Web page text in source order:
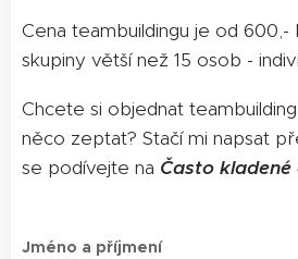
Cena teambuildingu je od 600,-
skupiny větší než 15 osob -
Chcete si objednat
něco zeptat? Stačí mi napsat
se podívejte na Často
Jméno a příjmení